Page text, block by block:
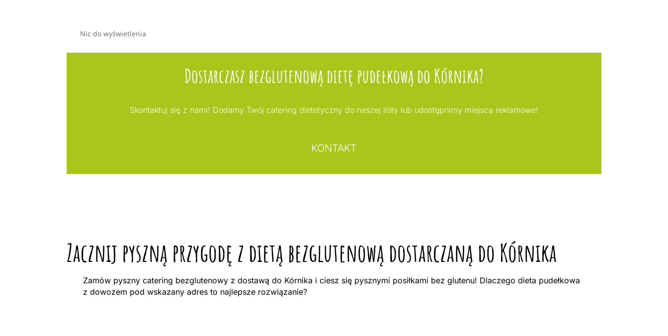
Nic do wyświetlenia
Dostarczasz bezglutenową dietę pudełkową do Kórnika?
Skontaktuj się z nami! Dodamy Twój catering dietetyczny do naszej listy lub udostępnimy miejsca reklamowe!
KONTAKT
Zacznij pyszną przygodę z dietą bezglutenową dostarczaną do Kórnika
Zamów pyszny catering bezglutenowy z dostawą do Kórnika i ciesz się pysznymi posiłkami bez glutenu! Dlaczego dieta pudełkowa
z dowozem pod wskazany adres to najlepsze rozwiązanie?